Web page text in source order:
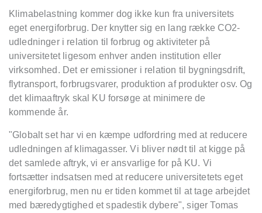
Klimabelastning kommer dog ikke kun fra universitets
eget energiforbrug. Der knytter sig en lang række CO2-
udledninger i relation til forbrug og aktiviteter på
universitetet ligesom enhver anden institution eller
virksomhed. Det er emissioner i relation til bygningsdrift,
flytransport, forbrugsvarer, produktion af produkter osv. Og
det klimaaftryk skal KU forsøge at minimere de
kommende år.
"Globalt set har vi en kæmpe udfordring med at reducere
udledningen af klimagasser. Vi bliver nødt til at kigge på
det samlede aftryk, vi er ansvarlige for på KU. Vi
fortsætter indsatsen med at reducere universitetets eget
energiforbrug, men nu er tiden kommet til at tage arbejdet
med bæredygtighed et spadestik dybere", siger Tomas